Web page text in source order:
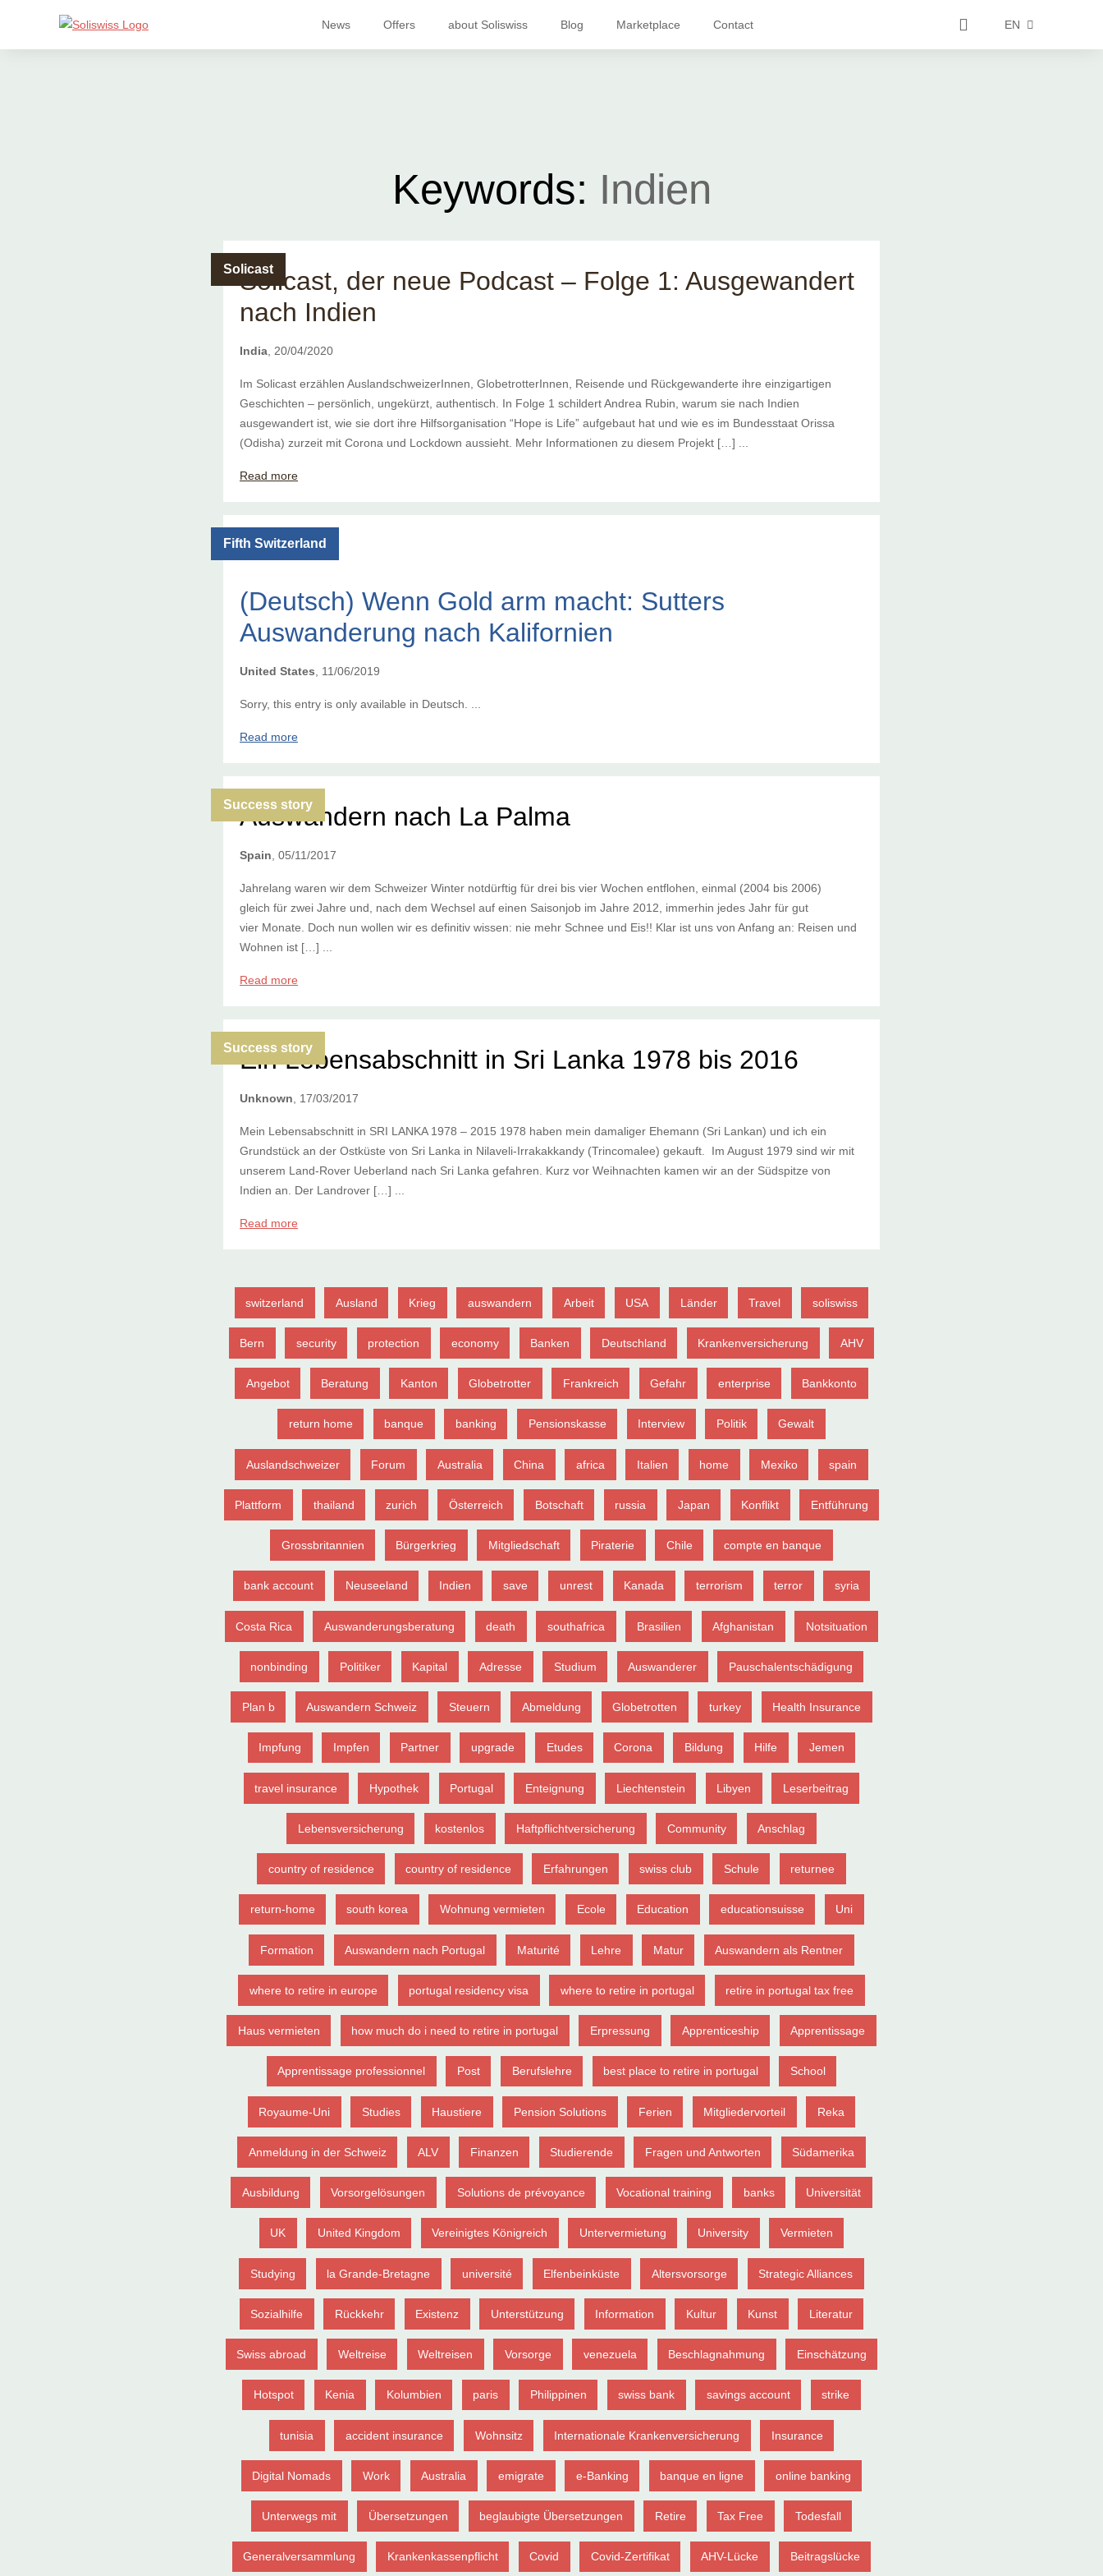
News Offers about Soliswiss Blog Marketplace Contact EN
Keywords: Indien
Solicast
Solicast, der neue Podcast – Folge 1: Ausgewandert
nach Indien
India , 20/04/2020
Im Solicast erzählen AuslandschweizerInnen, GlobetrotterInnen, Reisende und Rückgewanderte ihre einzigartigen
Geschichten – persönlich, ungekürzt, authentisch. In Folge 1 schildert Andrea Rubin, warum sie nach Indien
ausgewandert ist, wie sie dort ihre Hilfsorganisation “Hope is Life” aufgebaut hat und wie es im Bundesstaat Orissa
(Odisha) zurzeit mit Corona und Lockdown aussieht. Mehr Informationen zu diesem Projekt […] ...
Read more
Fifth Switzerland
(Deutsch) Wenn Gold arm macht: Sutters
Auswanderung nach Kalifornien
United States , 11/06/2019
Sorry, this entry is only available in Deutsch. ...
Read more
Success story
Auswandern nach La Palma
Spain , 05/11/2017
Jahrelang waren wir dem Schweizer Winter notdürftig für drei bis vier Wochen entflohen, einmal (2004 bis 2006)
gleich für zwei Jahre und, nach dem Wechsel auf einen Saisonjob im Jahre 2012, immerhin jedes Jahr für gut
vier Monate. Doch nun wollen wir es definitiv wissen: nie mehr Schnee und Eis!! Klar ist uns von Anfang an: Reisen und
Wohnen ist […] ...
Read more
Success story
Ein Lebensabschnitt in Sri Lanka 1978 bis 2016
Unknown , 17/03/2017
Mein Lebensabschnitt in SRI LANKA 1978 – 2015 1978 haben mein damaliger Ehemann (Sri Lankan) und ich ein
Grundstück an der Ostküste von Sri Lanka in Nilaveli-Irrakakkandy (Trincomalee) gekauft. Im August 1979 sind wir mit
unserem Land-Rover Ueberland nach Sri Lanka gefahren. Kurz vor Weihnachten kamen wir an der Südspitze von
Indien an. Der Landrover […] ...
Read more
switzerland Ausland Krieg auswandern Arbeit USA Länder Travel soliswiss
Bern security protection economy Banken Deutschland Krankenversicherung AHV
Angebot Beratung Kanton Globetrotter Frankreich Gefahr enterprise Bankkonto
return home banque banking Pensionskasse Interview Politik Gewalt
Auslandschweizer Forum Australia China africa Italien home Mexiko spain
Plattform thailand zurich Österreich Botschaft russia Japan Konflikt Entführung
Grossbritannien Bürgerkrieg Mitgliedschaft Piraterie Chile compte en banque
bank account Neuseeland Indien save unrest Kanada terrorism terror syria
Costa Rica Auswanderungsberatung death southafrica Brasilien Afghanistan Notsituation
nonbinding Politiker Kapital Adresse Studium Auswanderer Pauschalentschädigung
Plan b Auswandern Schweiz Steuern Abmeldung Globetrotten turkey Health Insurance
Impfung Impfen Partner upgrade Etudes Corona Bildung Hilfe Jemen
travel insurance Hypothek Portugal Enteignung Liechtenstein Libyen Leserbeitrag
Lebensversicherung kostenlos Haftpflichtversicherung Community Anschlag
country of residence country of residence Erfahrungen swiss club Schule returnee
return-home south korea Wohnung vermieten Ecole Education educationsuisse Uni
Formation Auswandern nach Portugal Maturité Lehre Matur Auswandern als Rentner
where to retire in europe portugal residency visa where to retire in portugal retire in portugal tax free
Haus vermieten how much do i need to retire in portugal Erpressung Apprenticeship Apprentissage
Apprentissage professionnel Post Berufslehre best place to retire in portugal School
Royaume-Uni Studies Haustiere Pension Solutions Ferien Mitgliedervorteil Reka
Anmeldung in der Schweiz ALV Finanzen Studierende Fragen und Antworten Südamerika
Ausbildung Vorsorgelösungen Solutions de prévoyance Vocational training banks Universität
UK United Kingdom Vereinigtes Königreich Untervermietung University Vermieten
Studying la Grande-Bretagne université Elfenbeinküste Altersvorsorge Strategic Alliances
Sozialhilfe Rückkehr Existenz Unterstützung Information Kultur Kunst Literatur
Swiss abroad Weltreise Weltreisen Vorsorge venezuela Beschlagnahmung Einschätzung
Hotspot Kenia Kolumbien paris Philippinen swiss bank savings account strike
tunisia accident insurance Wohnsitz Internationale Krankenversicherung Insurance
Digital Nomads Work Australia emigrate e-Banking banque en ligne online banking
Unterwegs mit Übersetzungen beglaubigte Übersetzungen Retire Tax Free Todesfall
Generalversammlung Krankenkassenpflicht Covid Covid-Zertifikat AHV-Lücke Beitragslücke